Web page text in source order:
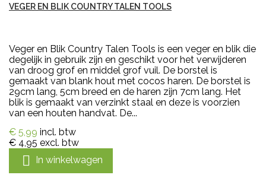
VEGER EN BLIK COUNTRY TALEN TOOLS
Veger en Blik Country Talen Tools is een veger en blik die
degelijk in gebruik zijn en geschikt voor het verwijderen
van droog grof en middel grof vuil. De borstel is
gemaakt van blank hout met cocos haren. De borstel is
29cm lang, 5cm breed en de haren zijn 7cm lang. Het
blik is gemaakt van verzinkt staal en deze is voorzien
van een houten handvat. De...
€ 5,99 incl. btw
€ 4,95 excl. btw
 In winkelwagen